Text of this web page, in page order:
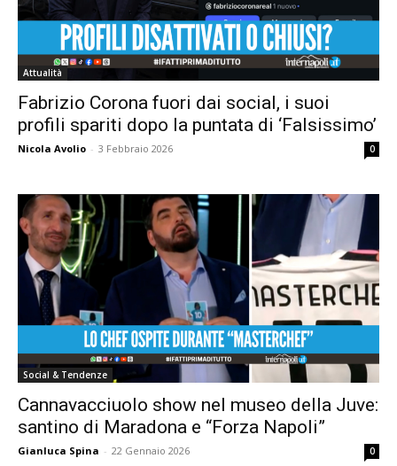
Attualità
Fabrizio Corona fuori dai social, i suoi
profili spariti dopo la puntata di ‘Falsissimo’
Nicola Avolio - 3 Febbraio 2026 0
Social & Tendenze
Cannavacciuolo show nel museo della Juve:
santino di Maradona e “Forza Napoli”
Gianluca Spina - 22 Gennaio 2026 0